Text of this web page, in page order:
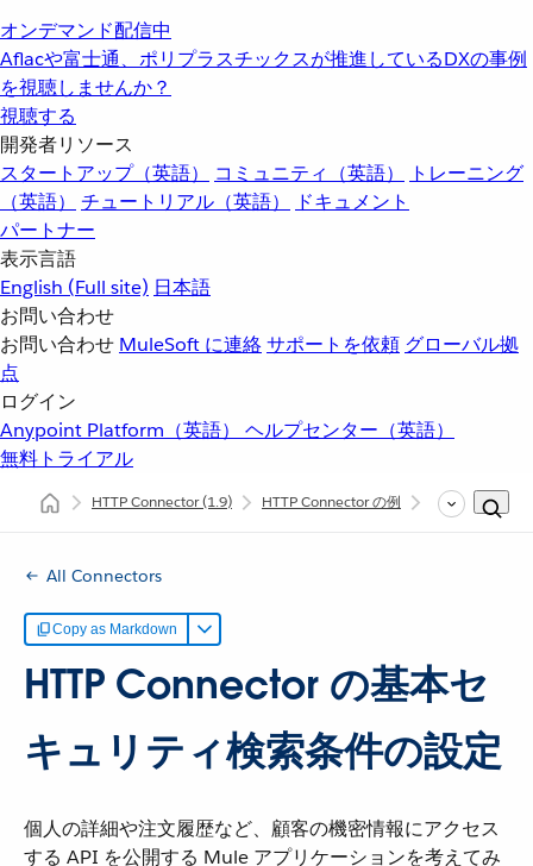
オンデマンド配信中
Aflacや富士通、ポリプラスチックスが推進しているDXの事例
を視聴しませんか？
視聴する
開発者リソース
スタートアップ（英語）
コミュニティ（英語）
トレーニング
（英語）
チュートリアル（英語）
ドキュメント
パートナー
表示言語
English (Full site) 日本語
お問い合わせ
お問い合わせ MuleSoft に連絡サポートを依頼 グローバル拠
点
ログイン
Anypoint Platform（英語） ヘルプセンター（英語）
無料トライアル
HTTP Connector(1.9) HTTP Connector の例 HTTP 基本セ
All Connectors
Copy as Markdown
HTTP Connector の基本セ
キュリティ検索条件の設定
個人の詳細や注文履歴など、顧客の機密情報にアクセス
する API を公開する Mule アプリケーションを考えてみ